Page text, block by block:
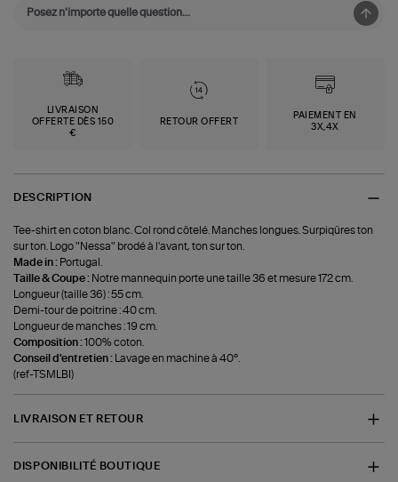
LIVRAISON
OFFERTE DÈS 150
€
RETOUR OFFERT
PAIEMENT EN
3X,4X
DESCRIPTION
Tee-shirt en coton blanc. Col rond côtelé. Manches longues. Surpiqûres ton
sur ton. Logo "Nessa" brodé à l'avant, ton sur ton.
Made in : Portugal.
Taille & Coupe : Notre mannequin porte une taille 36 et mesure 172 cm.
Longueur (taille 36) : 55 cm.
Demi-tour de poitrine : 40 cm.
Longueur de manches : 19 cm.
Composition :100% coton.
Conseil d'entretien :
Lavage en machine à 40°.
(ref-TSMLBI)
LIVRAISON ET RETOUR
DISPONIBILITÉ BOUTIQUE